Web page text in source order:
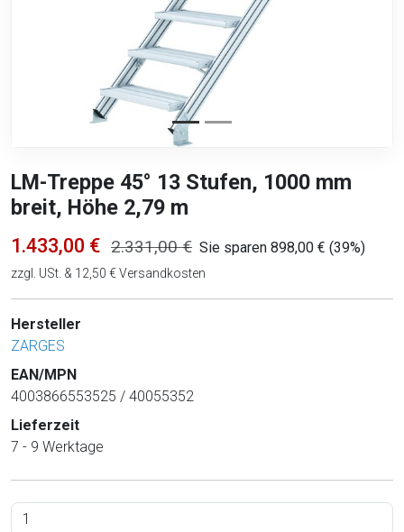
LM-Treppe 45° 13 Stufen, 1000 mm
breit, Höhe 2,79 m
1.433,00 € 2.331,00 € Sie sparen 898,00 € (39%)
zzgl. USt. & 12,50 € Versandkosten
Hersteller
ZARGES
EAN/MPN
4003866553525 / 40055352
Lieferzeit
7 - 9 Werktage